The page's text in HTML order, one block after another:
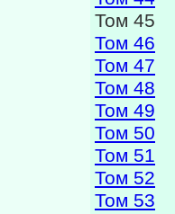
Том 45
Том 46
Том 47
Том 48
Том 49
Том 50
Том 51
Том 52
Том 53